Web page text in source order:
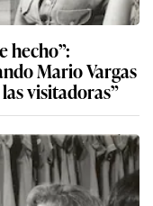
hecho”:
Mario Vargas
visitadoras”